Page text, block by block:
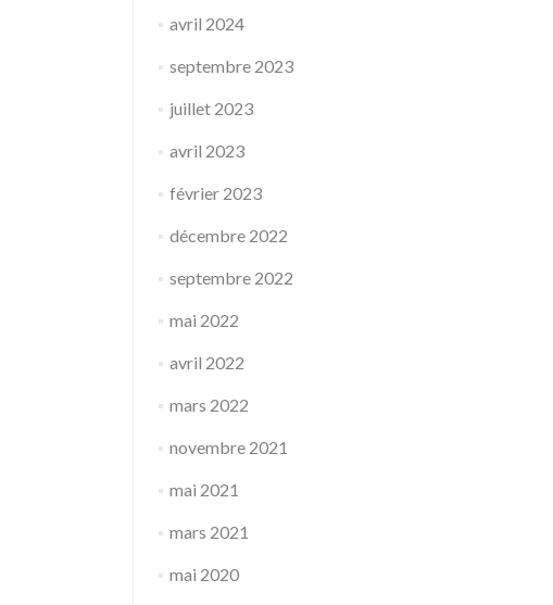
avril 2024
septembre 2023
juillet 2023
avril 2023
février 2023
décembre 2022
septembre 2022
mai 2022
avril 2022
mars 2022
novembre 2021
mai 2021
mars 2021
mai 2020